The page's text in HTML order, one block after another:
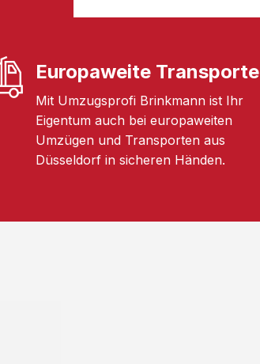
Europaweite Transporte
Mit Umzugsprofi Brinkmann ist Ihr
Eigentum auch bei europaweiten
Umzügen und Transporten aus
Düsseldorf in sicheren Händen.